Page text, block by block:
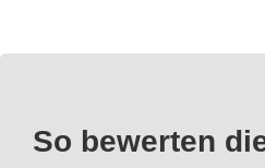
So bewerten